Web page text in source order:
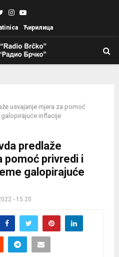
TwitterInstagram
Youtube
Ћирилица
usvajanje mjera za pomoć
galopirajuće inflacije
predlaže
pomoć privredi i
galopirajuće
- 15:20